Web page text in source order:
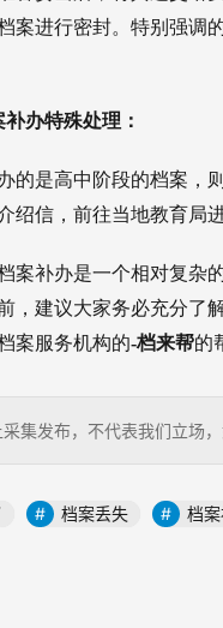
案进行密封。特别强调
办特殊处理：
的是高中阶段的档案，
绍信，前往当地教育局
案补办是一个相对复杂
，建议大家务必充分了
案服务机构的-档来帮的
采集发布，不代表我们立
档案丢失 档